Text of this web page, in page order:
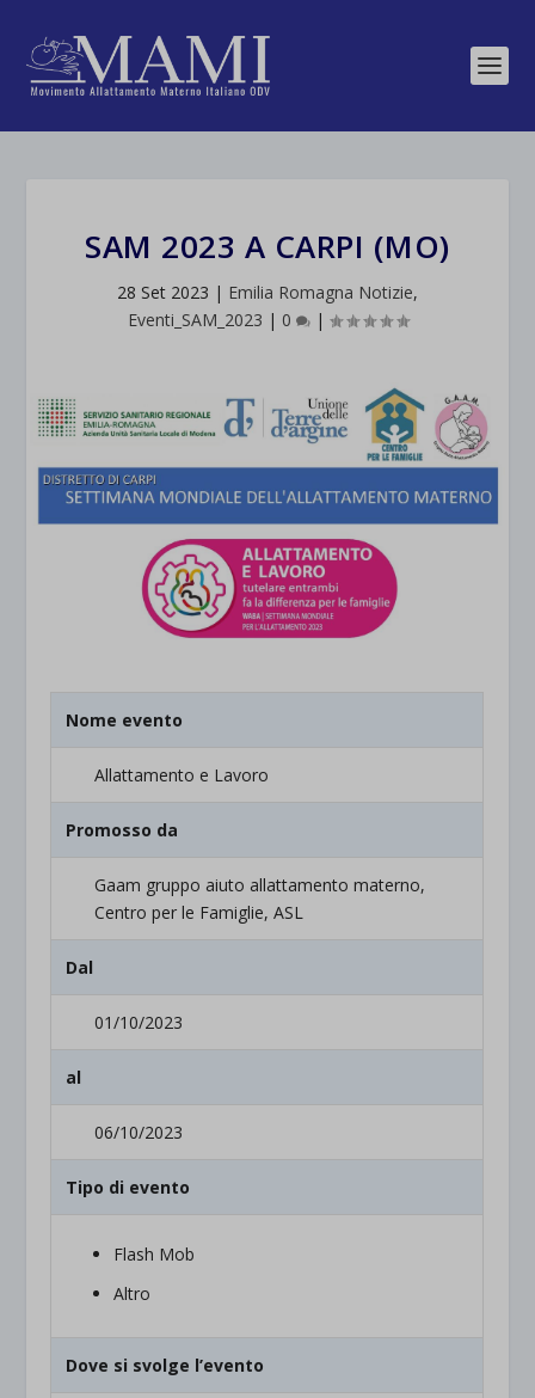
SAM 2023 A CARPI (MO)
28 Set 2023 | Emilia Romagna Notizie,
Eventi_SAM_2023 | 0 |
Nome evento
Allattamento e Lavoro
Promosso da
Gaam gruppo aiuto allattamento materno,
Centro per le Famiglie, ASL
Dal
01/10/2023
al
06/10/2023
Tipo di evento
Flash Mob
Altro
Dove si svolge l’evento